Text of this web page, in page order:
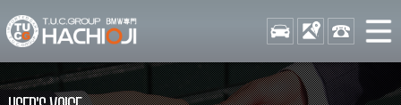
TUCグループ BMW専門 八
STOCK ACCESS 042-
ニュース
在庫リスト